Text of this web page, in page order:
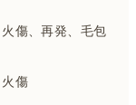
傷、再発、毛包
傷